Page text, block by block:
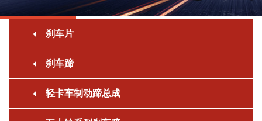
刹车片
刹车蹄
轻卡车制动蹄总成